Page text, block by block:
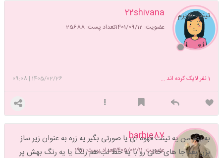
22shivana
عضویت: 1401/09/12 تعداد پست: 25688
تینت عزیزم
1405/02/26
|
09:08 1نفر لایک کرده اند ...
barbie87
عضویت: 1405/02/11 تعداد پست: 1911
به نظر من یه تینت قهوه ای یا صورتی بگیر یه زره به عنوان زیر ساز
بزن بعد جا های خالی رو با یه خط لب هم رنگ یا یه رنگ بهش پر